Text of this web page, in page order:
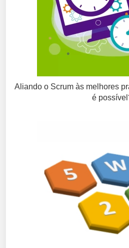
Aliando o Scrum às melhores
é